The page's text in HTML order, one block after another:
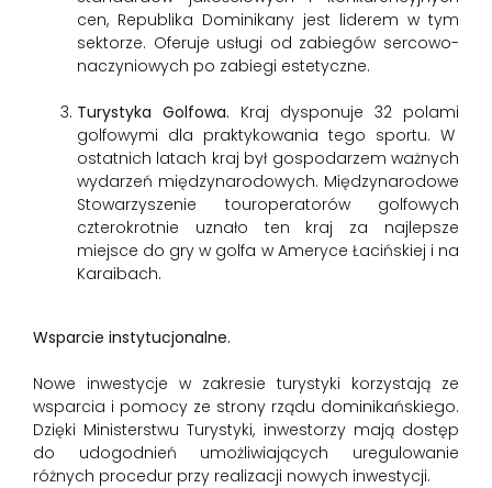
cen, Republika Dominikany jest liderem w tym
sektorze. Oferuje usługi od zabiegów sercowo-
naczyniowych po zabiegi estetyczne.
Turystyka Golfowa. Kraj dysponuje 32 polami
golfowymi dla praktykowania tego sportu. W
ostatnich latach kraj był gospodarzem ważnych
wydarzeń międzynarodowych. Międzynarodowe
Stowarzyszenie touroperatorów golfowych
czterokrotnie uznało ten kraj za najlepsze
miejsce do gry w golfa w Ameryce Łacińskiej i na
Karaibach.
Wsparcie instytucjonalne.
Nowe inwestycje w zakresie turystyki korzystają ze
wsparcia i pomocy ze strony rządu dominikańskiego.
Dzięki Ministerstwu Turystyki, inwestorzy mają dostęp
do udogodnień umożliwiających uregulowanie
różnych procedur przy realizacji nowych inwestycji.